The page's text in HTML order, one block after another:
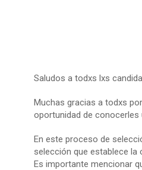
Saludos a todxs lxs
Muchas gracias a todxs
oportunidad de
En este proceso de
selección que establece la
Es importante mencionar